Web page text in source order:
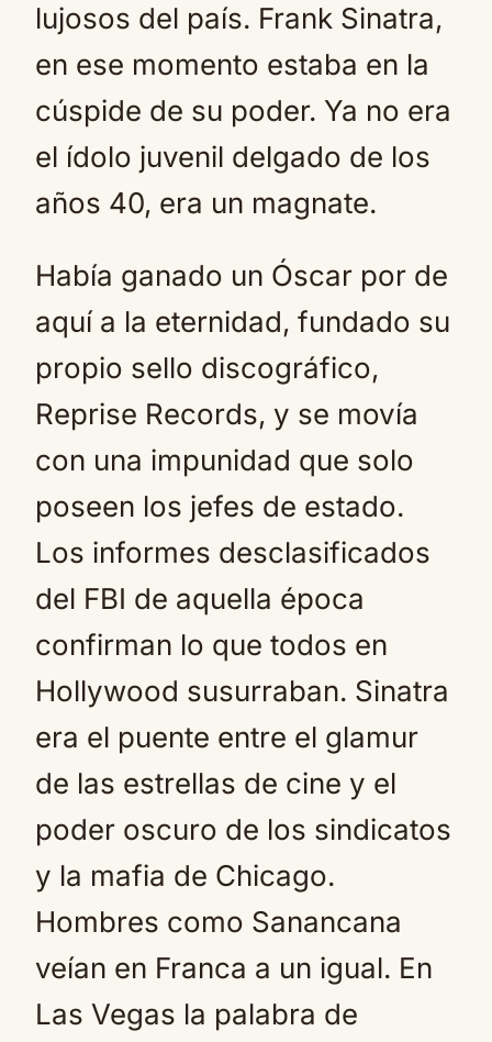
lujosos del país. Frank Sinatra,
en ese momento estaba en la
cúspide de su poder. Ya no era
el ídolo juvenil delgado de los
años 40, era un magnate.
Había ganado un Óscar por de
aquí a la eternidad, fundado su
propio sello discográfico,
Reprise Records, y se movía
con una impunidad que solo
poseen los jefes de estado.
Los informes desclasificados
del FBI de aquella época
confirman lo que todos en
Hollywood susurraban. Sinatra
era el puente entre el glamur
de las estrellas de cine y el
poder oscuro de los sindicatos
y la mafia de Chicago.
Hombres como Sanancana
veían en Franca a un igual. En
Las Vegas la palabra de